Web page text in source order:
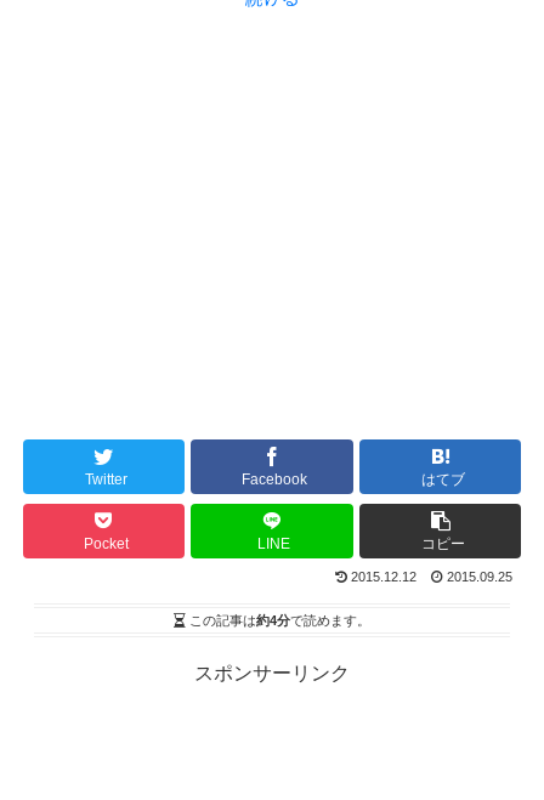
Twitter Facebook はてブ
Pocket LINE コピー
2015.12.12 2015.09.25
この記事は約4分で読めます。
スポンサーリンク